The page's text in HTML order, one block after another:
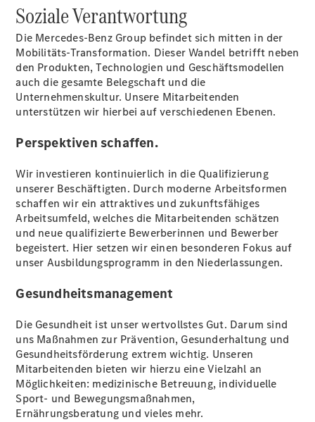
Anbieter
Soziale Verantwortung
Die Mercedes-Benz Group befindet sich mitten in der
Mobilitäts-Transformation. Dieser Wandel betrifft neben
den Produkten, Technologien und Geschäftsmodellen
auch die gesamte Belegschaft und die
Unternehmenskultur. Unsere Mitarbeitenden
unterstützen wir hierbei auf verschiedenen Ebenen.
Perspektiven schaffen.
Wir investieren kontinuierlich in die Qualifizierung
unserer Beschäftigten. Durch moderne Arbeitsformen
schaffen wir ein attraktives und zukunftsfähiges
Arbeitsumfeld, welches die Mitarbeitenden schätzen
und neue qualifizierte Bewerberinnen und Bewerber
begeistert. Hier setzen wir einen besonderen Fokus auf
unser Ausbildungsprogramm in den Niederlassungen.
Gesundheitsmanagement
Die Gesundheit ist unser wertvollstes Gut. Darum sind
uns Maßnahmen zur Prävention, Gesunderhaltung und
Gesundheitsförderung extrem wichtig. Unseren
Mitarbeitenden bieten wir hierzu eine Vielzahl an
Möglichkeiten: medizinische Betreuung, individuelle
Sport- und Bewegungsmaßnahmen,
Ernährungsberatung und vieles mehr.